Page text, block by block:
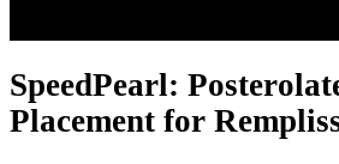
SpeedPearl:
Placement for